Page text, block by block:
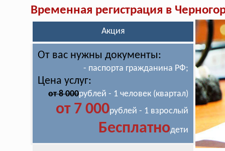
Временная регистрация в
Акция
От вас нужны документы:
- паспорта гражданина РФ;
Цена услуг:
от 8 000рублей - 1 человек (квартал)
от 7 000рублей - 1 взрослый
Бесплатнодети